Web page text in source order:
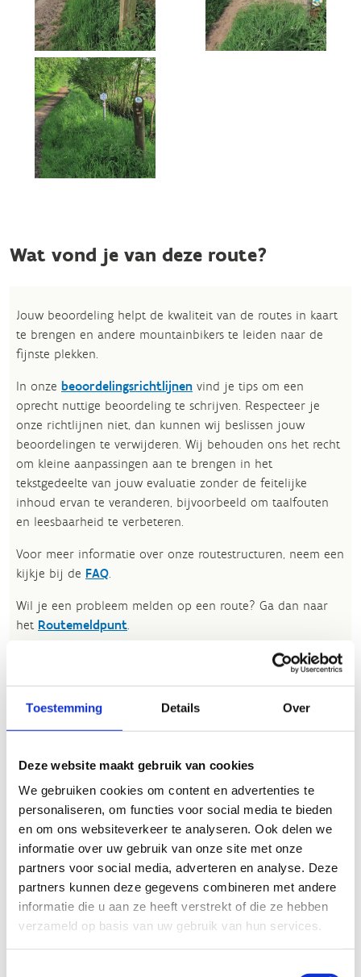
Toestemming Details Over
Deze website maakt gebruik van cookies
We gebruiken cookies om content en advertenties te
personaliseren, om functies voor social media te bieden
en om ons websiteverkeer te analyseren. Ook delen we
informatie over uw gebruik van onze site met onze
partners voor social media, adverteren en analyse. Deze
partners kunnen deze gegevens combineren met andere
informatie die u aan ze heeft verstrekt of die ze hebben
verzameld op basis van uw gebruik van hun services.
Wat vond je van deze route?
Jouw beoordeling helpt de kwaliteit van de routes in kaart
te brengen en andere mountainbikers te leiden naar de
fijnste plekken.
In onze beoordelingsrichtlijnen vind je tips om een
oprecht nuttige beoordeling te schrijven. Respecteer je
onze richtlijnen niet, dan kunnen wij beslissen jouw
beoordelingen te verwijderen. Wij behouden ons het recht
om kleine aanpassingen aan te brengen in het
tekstgedeelte van jouw evaluatie zonder de feitelijke
inhoud ervan te veranderen, bijvoorbeeld om taalfouten
en leesbaarheid te verbeteren.​
Voor meer informatie over onze routestructuren, neem een
kijkje bij de FAQ.
Wil je een probleem melden op een route? Ga dan naar
het Routemeldpunt.
slecht goed
FYSIEKE INSPANNING
licht zwaar
TECHNISCHE MOEILIJKHEIDSGRAAD